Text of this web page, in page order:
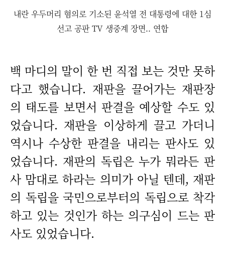
내란 우두머리 혐의로 기소된 윤석열 전 대통령에 대한 1심
선고 공판 TV 생중계 장면.. 연합
백 마디의 말이 한 번 직접 보는 것만 못하
다고 했습니다. 재판을 끌어가는 재판장
의 태도를 보면서 판결을 예상할 수도 있
었습니다. 재판을 이상하게 끌고 가더니
역시나 수상한 판결을 내리는 판사도 있
었습니다. 재판의 독립은 누가 뭐라든 판
사 맘대로 하라는 의미가 아닐 텐데, 재판
의 독립을 국민으로부터의 독립으로 착각
하고 있는 것인가 하는 의구심이 드는 판
사도 있었습니다.